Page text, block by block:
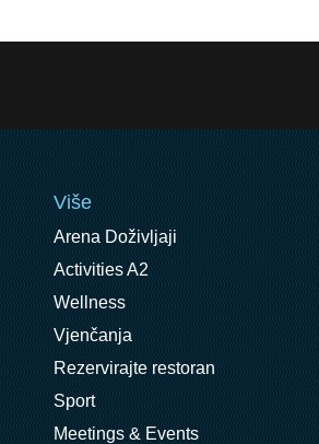
Više
Arena Doživljaji
Activities A2
Wellness
Vjenčanja
Rezervirajte restoran
Sport
Meetings & Events